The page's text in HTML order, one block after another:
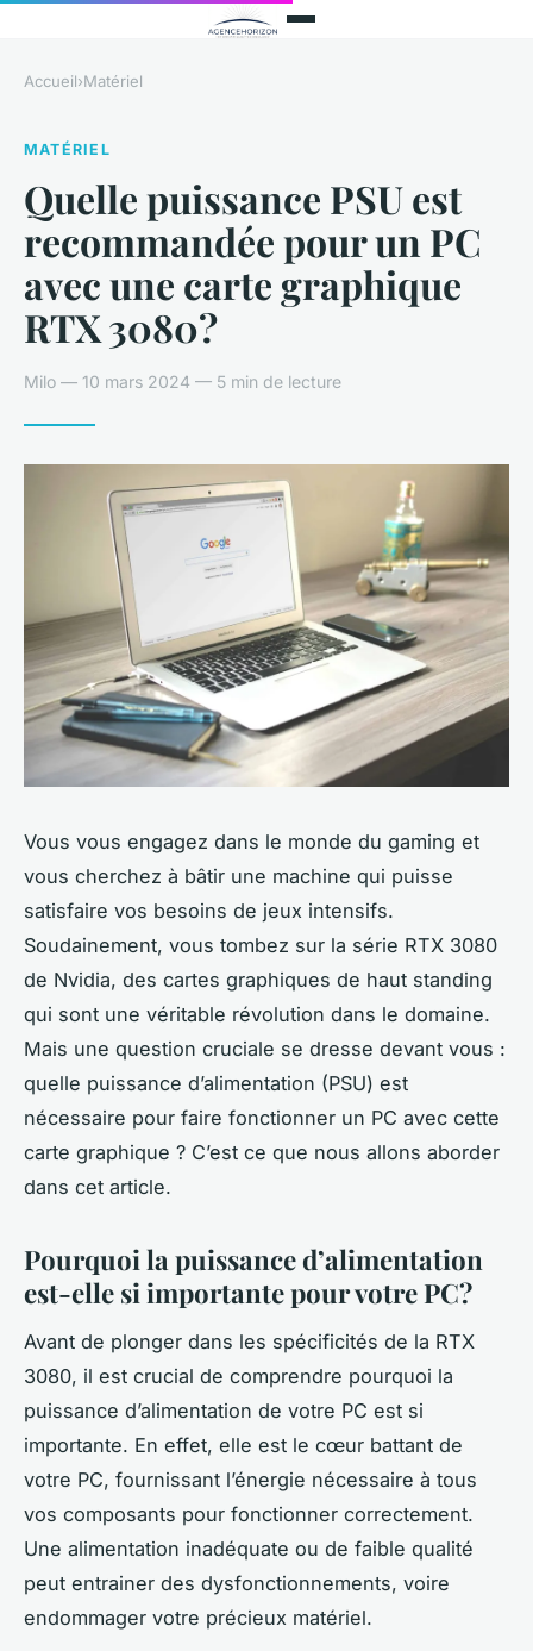
Accueil›Matériel
MATÉRIEL
Quelle puissance PSU est
recommandée pour un PC
avec une carte graphique
RTX 3080?
Milo — 10 mars 2024 — 5 min de lecture
Vous vous engagez dans le monde du gaming et
vous cherchez à bâtir une machine qui puisse
satisfaire vos besoins de jeux intensifs.
Soudainement, vous tombez sur la série RTX 3080
de Nvidia, des cartes graphiques de haut standing
qui sont une véritable révolution dans le domaine.
Mais une question cruciale se dresse devant vous :
quelle puissance d’alimentation (PSU) est
nécessaire pour faire fonctionner un PC avec cette
carte graphique ? C’est ce que nous allons aborder
dans cet article.
Pourquoi la puissance d’alimentation
est-elle si importante pour votre PC?
Avant de plonger dans les spécificités de la RTX
3080, il est crucial de comprendre pourquoi la
puissance d’alimentation de votre PC est si
importante. En effet, elle est le cœur battant de
votre PC, fournissant l’énergie nécessaire à tous
vos composants pour fonctionner correctement.
Une alimentation inadéquate ou de faible qualité
peut entrainer des dysfonctionnements, voire
endommager votre précieux matériel.